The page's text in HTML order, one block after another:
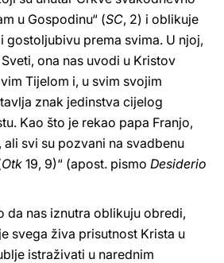
u Gospodinu“ (SC, 2) i oblikuje
gostoljubivu prema svima. U njoj,
ona nas uvodi u Kristov
Tijelom i, u svim svojim
znak jedinstva cijelog
Kao što je rekao papa Franjo,
ali svi su pozvani na svadbenu
Otk 19, 9)“ (apost. pismo Desiderio
da nas iznutra oblikuju obredi,
svega živa prisutnost Krista u
istraživati u narednim